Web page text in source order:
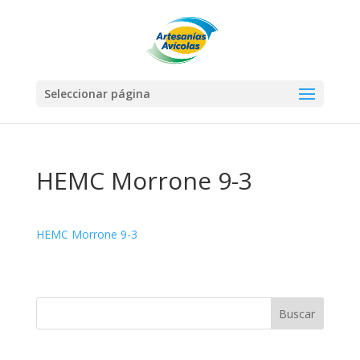
Seleccionar página
HEMC Morrone 9-3
HEMC Morrone 9-3